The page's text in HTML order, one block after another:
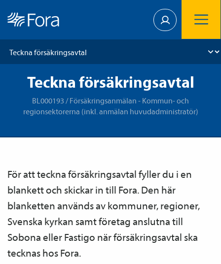
Teckna försäkringsavtal
BL000193 / Försäkringsanmälan - Kommun- och
regionsektorerna (inkl. anmälan huvudadministratör)
För att teckna försäkrings­avtal fyller du i en
blankett och skickar in till Fora.Den här
blanketten används av kommuner, regioner,
Svenska kyrkan samt företag anslutna till
Sobona eller Fastigo när försäkrings­avtal ska
tecknas hos Fora.